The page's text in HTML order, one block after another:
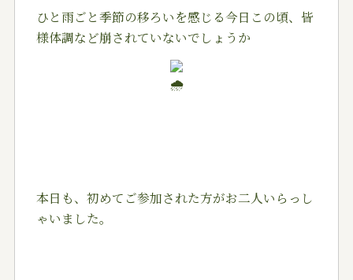
ひと雨ごと季節の移ろいを感じる今日この頃、皆
様体調など崩されていないでしょうか
本日も、初めてご参加された方がお二人いらっし
ゃいました。